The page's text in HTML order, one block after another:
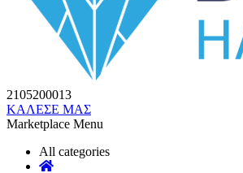
2105200013
ΚΑΛΕΣΕ ΜΑΣ
Marketplace Menu
All categories